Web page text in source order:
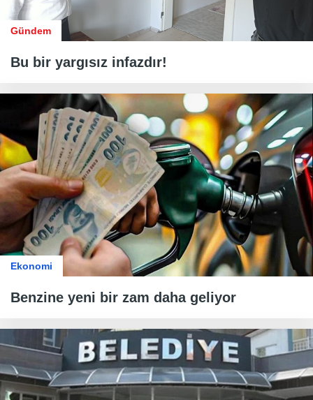
Gündem
Bu bir yargısız infazdır!
Ekonomi
Benzine yeni bir zam daha geliyor